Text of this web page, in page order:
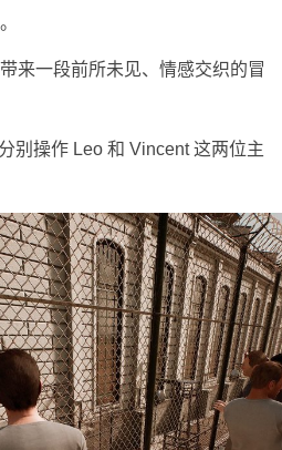
来一段前所未见、情感交织的冒
别操作 Leo 和 Vincent 这两位主